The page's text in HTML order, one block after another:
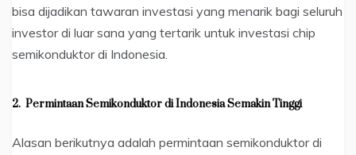
bisa dijadikan tawaran investasi yang menarik bagi seluruh
investor di luar sana yang tertarik untuk investasi chip
semikonduktor di Indonesia.
2. Permintaan Semikonduktor di Indonesia Semakin Tinggi
Alasan berikutnya adalah permintaan semikonduktor di